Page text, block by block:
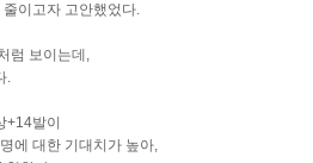
이고자 고안했었다.
럼 보이는데,
.
+14발이
에 대한 기대치가 높아,